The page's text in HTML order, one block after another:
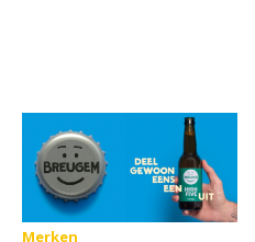
Merken